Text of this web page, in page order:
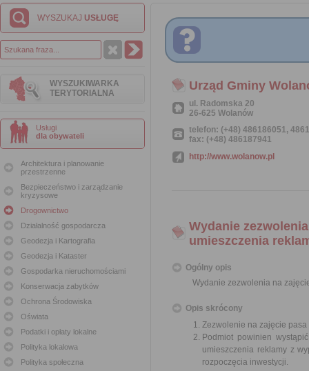
WYSZUKAJ USŁUGĘ
WYSZUKIWARKA
TERYTORIALNA
Usługi
dla obywateli
Architektura i planowanie
przestrzenne
Bezpieczeństwo i zarządzanie
kryzysowe
Drogownictwo
Działalność gospodarcza
Geodezja i Kartografia
Geodezja i Kataster
Gospodarka nieruchomościami
Konserwacja zabytków
Ochrona Środowiska
Oświata
Podatki i opłaty lokalne
Polityka lokalowa
Polityka społeczna
Urząd Gminy
ul. Radomska 20
26-625 Wolanów
telefon: (+48) 486186051,
fax: (+48) 486187941
http://www.wolanow.pl
Wydanie
umieszczenia
Ogólny opis
Wydanie zezwolenia na
Opis skrócony
Zezwolenie na zajęcie
Podmiot powinien
umieszczenia reklamy z
rozpoczęcia inwestycji.